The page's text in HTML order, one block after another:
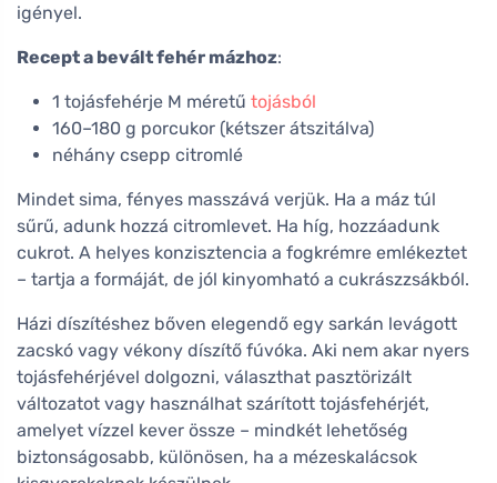
igényel.
Recept a bevált fehér mázhoz:
1 tojásfehérje M méretű tojásból
160–180 g porcukor (kétszer átszitálva)
néhány csepp citromlé
Mindet sima, fényes masszává verjük. Ha a máz túl
sűrű, adunk hozzá citromlevet. Ha híg, hozzáadunk
cukrot. A helyes konzisztencia a fogkrémre emlékeztet
– tartja a formáját, de jól kinyomható a cukrászzsákból.
Házi díszítéshez bőven elegendő egy sarkán levágott
zacskó vagy vékony díszítő fúvóka. Aki nem akar nyers
tojásfehérjével dolgozni, választhat pasztörizált
változatot vagy használhat szárított tojásfehérjét,
amelyet vízzel kever össze – mindkét lehetőség
biztonságosabb, különösen, ha a mézeskalácsok